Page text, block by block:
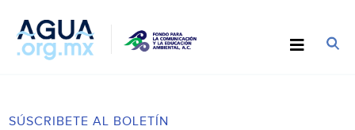
SÚSCRIBETE AL BOLETÍN